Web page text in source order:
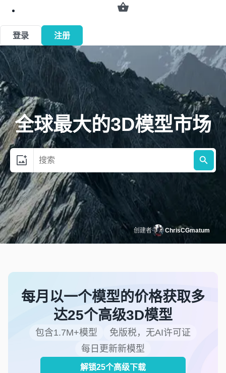
OFF 🚀
创建者 ChrisCGmatum
全球最大的3D模型市场
每月以一个模型的价格获取多
达25个高级3D模型
包含1.7M+模型
免版税，无AI许可证
每日更新新模型
解锁25个高级下载